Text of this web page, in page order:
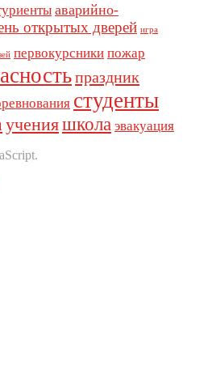
аварийно-
открытых дверей игра
первокурсники пожар
праздник
студенты
ученияшкола эвакуация